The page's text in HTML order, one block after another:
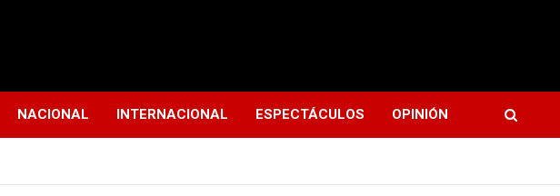
NACIONAL INTERNACIONAL ESPECTÁCULOS OPINIÓN